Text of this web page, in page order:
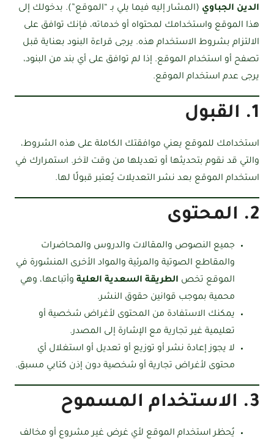
الدين الجباوي (المشار إليه فيما يلي بـ “الموقع”). بدخولك إلى
هذا الموقع واستخدامك لمحتواه أو خدماته، فإنك توافق على
الالتزام بشروط الاستخدام هذه. يرجى قراءة البنود بعناية قبل
تصفح أو استخدام الموقع. إذا لم توافق على أي بند من البنود،
يرجى عدم استخدام الموقع.
1. القبول
استخدامك للموقع يعني موافقتك الكاملة على هذه الشروط،
والتي قد نقوم بتحديثها أو تعديلها من وقت لآخر. استمرارك في
استخدام الموقع بعد نشر التعديلات يُعتبر قبولًا لها.
2. المحتوى
جميع النصوص والمقالات والدروس والمحاضرات
والمقاطع الصوتية والمرئية والمواد الأخرى المنشورة في
الموقع تخص الطريقة السعدية العلية وأتباعها، وهي
محمية بموجب قوانين حقوق النشر.
يمكنك الاستفادة من المحتوى لأغراض شخصية أو
تعليمية غير تجارية مع الإشارة إلى المصدر.
لا يجوز إعادة نشر أو توزيع أو تعديل أو استغلال أي
محتوى لأغراض تجارية أو شخصية دون إذن كتابي مسبق.
3. الاستخدام المسموح
يُحظر استخدام الموقع لأي غرض غير مشروع أو مخالف